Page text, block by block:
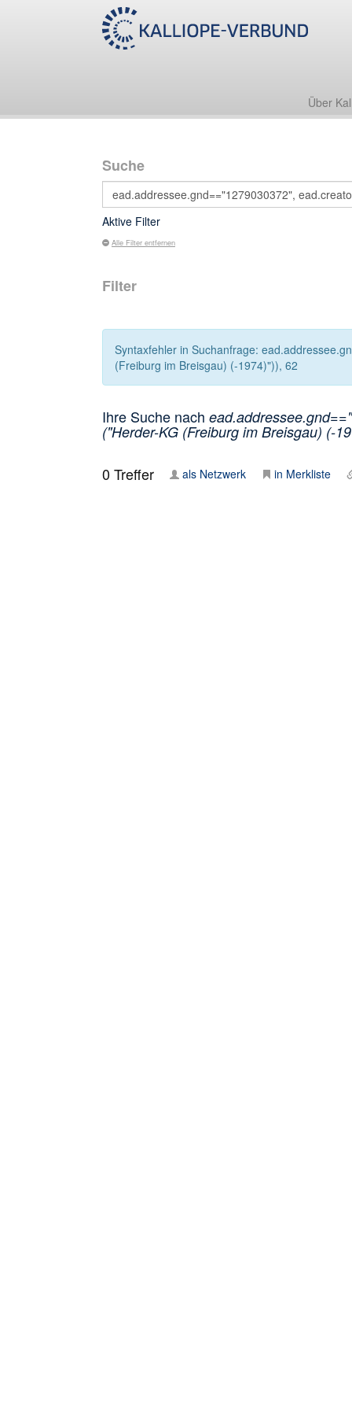
Über
Suche
Aktive Filter
Alle Filter entfernen
Filter
Syntaxfehler in Suchanfrage:
(Freiburg im Breisgau) (-1974)")), 62
Ihre Suche nach
("Herder-KG (Freiburg im Breisgau) (-
0Treffer als Netzwerk in Merkliste